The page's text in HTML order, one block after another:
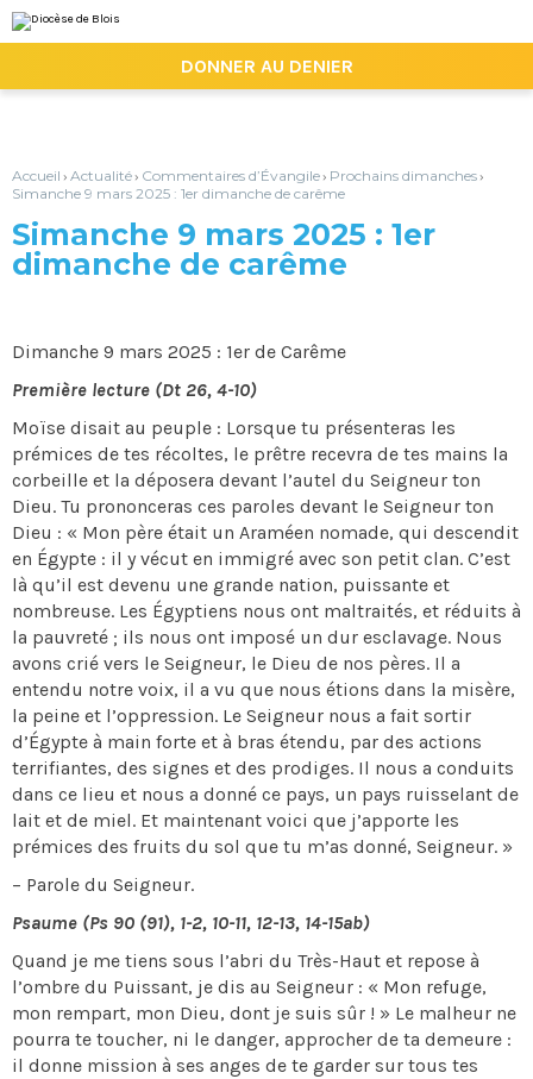
au
contenu.
la
personnels
DONNER AU DENIER
Accueil › Actualité› Commentaires d’Évangile› Prochains dimanches›
Simanche 9 mars 2025 : 1er dimanche de carême
Simanche 9 mars 2025 : 1er
dimanche de carême
Dimanche 9 mars 2025 : 1er de Carême
Première lecture (Dt 26, 4-10)
Moïse disait au peuple : Lorsque tu présenteras les
prémices de tes récoltes, le prêtre recevra de tes mains la
corbeille et la déposera devant l’autel du Seigneur ton
Dieu. Tu prononceras ces paroles devant le Seigneur ton
Dieu : « Mon père était un Araméen nomade, qui descendit
en Égypte : il y vécut en immigré avec son petit clan. C’est
là qu’il est devenu une grande nation, puissante et
nombreuse. Les Égyptiens nous ont maltraités, et réduits à
la pauvreté ; ils nous ont imposé un dur esclavage. Nous
avons crié vers le Seigneur, le Dieu de nos pères. Il a
entendu notre voix, il a vu que nous étions dans la misère,
la peine et l’oppression. Le Seigneur nous a fait sortir
d’Égypte à main forte et à bras étendu, par des actions
terrifiantes, des signes et des prodiges. Il nous a conduits
dans ce lieu et nous a donné ce pays, un pays ruisselant de
lait et de miel. Et maintenant voici que j’apporte les
prémices des fruits du sol que tu m’as donné, Seigneur. »
– Parole du Seigneur.
Psaume (Ps 90 (91), 1-2, 10-11, 12-13, 14-15ab)
Quand je me tiens sous l’abri du Très-Haut et repose à
l’ombre du Puissant, je dis au Seigneur : « Mon refuge,
mon rempart, mon Dieu, dont je suis sûr ! » Le malheur ne
pourra te toucher, ni le danger, approcher de ta demeure :
il donne mission à ses anges de te garder sur tous tes